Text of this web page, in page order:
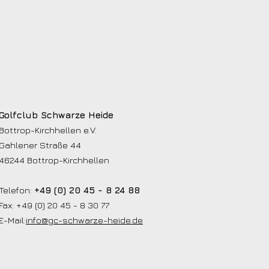
Schwarze Heide
Bottrop-Kirchhellen e.V.
Gahlener Straße 44
46244 Bottrop-Kirchhellen
+49 (0) 20 45 - 8 24 88
Fax: +49 (0) 20 45 - 8 30 77
E-Mail:info@gc-schwarze-heide.de